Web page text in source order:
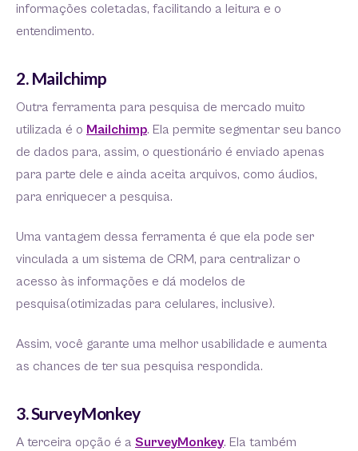
informações coletadas, facilitando a leitura e o
entendimento.
2. Mailchimp
Outra ferramenta para pesquisa de mercado muito
utilizada é o Mailchimp. Ela permite segmentar seu banco
de dados para, assim, o questionário é enviado apenas
para parte dele e ainda aceita arquivos, como áudios,
para enriquecer a pesquisa.
Uma vantagem dessa ferramenta é que ela pode ser
vinculada a um sistema de CRM, para centralizar o
acesso às informações e dá modelos de
pesquisa(otimizadas para celulares, inclusive).
Assim, você garante uma melhor usabilidade e aumenta
as chances de ter sua pesquisa respondida.
3. SurveyMonkey
A terceira opção é a SurveyMonkey. Ela também